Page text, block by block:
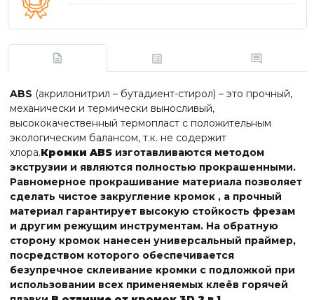
ABS (акрилонитрил – бутадиент-стирол) – это прочный,
механически и термически выносливый,
высококачественный термопласт с положительным
экологическим балансом, т.к. не содержит
хлора.Кромки ABS изготавливаются методом
экструзии и являются полностью прокрашенными.
Равномерное прокрашивание материала позволяет
сделать чистое закругление кромок , а прочный
материал гарантирует высокую стойкость фрезам
и другим режущим инструментам. На обратную
сторону кромок нанесен универсальный праймер,
посредством которого обеспечивается
безупречное склеивание кромки с подложкой при
использовании всех применяемых клеёв горячей